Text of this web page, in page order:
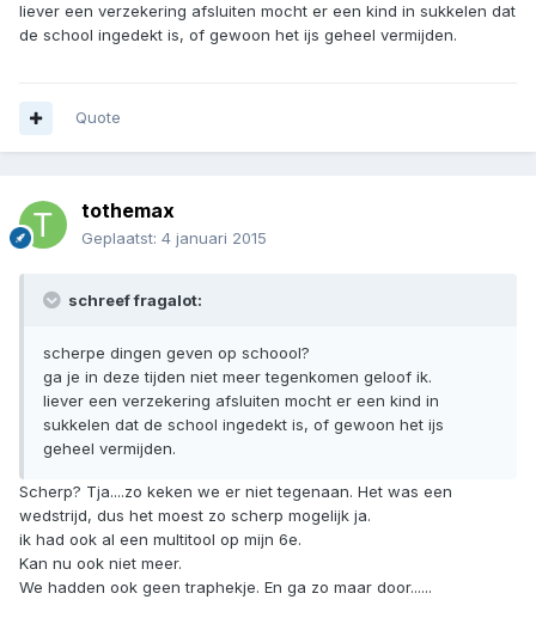
liever een verzekering afsluiten mocht er een kind in sukkelen dat
de school ingedekt is, of gewoon het ijs geheel vermijden.
Quote
tothemax
Geplaatst: 4 januari 2015
schreef fragalot:
scherpe dingen geven op schoool?
ga je in deze tijden niet meer tegenkomen geloof ik.
liever een verzekering afsluiten mocht er een kind in
sukkelen dat de school ingedekt is, of gewoon het ijs
geheel vermijden.
Scherp? Tja....zo keken we er niet tegenaan. Het was een
wedstrijd, dus het moest zo scherp mogelijk ja.
ik had ook al een multitool op mijn 6e.
Kan nu ook niet meer.
We hadden ook geen traphekje. En ga zo maar door......